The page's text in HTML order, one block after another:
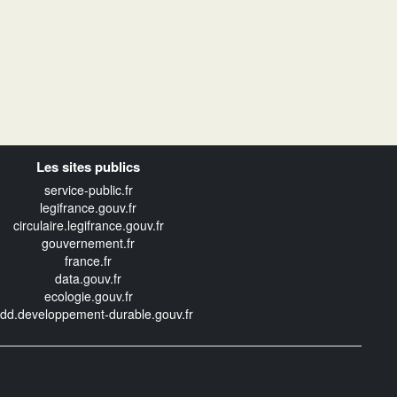
Les sites publics
service-public.fr
legifrance.gouv.fr
circulaire.legifrance.gouv.fr
gouvernement.fr
france.fr
data.gouv.fr
ecologie.gouv.fr
durable.gouv.fr